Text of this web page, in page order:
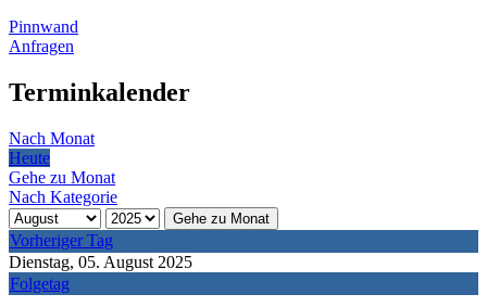
Pinnwand
Anfragen
Terminkalender
Nach Monat
Heute
Gehe zu Monat
Nach Kategorie
Gehe zu Monat
Vorheriger Tag
Dienstag, 05. August 2025
Folgetag